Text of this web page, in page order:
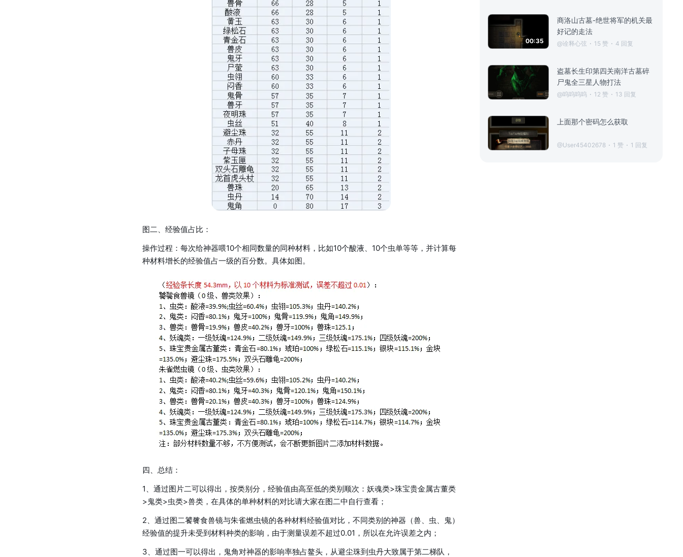
图二、经验值占比：
操作过程：每次给神器喂10个相同数量的同种材料，比如10个酸液、10个虫单等等，并计算每
种材料增长的经验值占一级的百分数。具体如图。
四、总结：
1、通过图片二可以得出，按类别分，经验值由高至低的类别顺次：妖魂类>珠宝贵金属古董类
>鬼类>虫类>兽类，在具体的单种材料的对比请大家在图二中自行查看；
2、通过图二饕餮食兽镜与朱雀燃虫镜的各种材料经验值对比，不同类别的神器（兽、虫、鬼）
经验值的提升未受到材料种类的影响，由于测量误差不超过0.01，所以在允许误差之内；
3、通过图一可以得出，鬼角对神器的影响率独占鳌头，从避尘珠到虫丹大致属于第二梯队，
00:35
商洛山古墓-绝世将军的机关最
好记的走法
@诠释心弦 15 赞 4 回复
盗墓长生印第四关南洋古墓碎
尸鬼全三星人物打法
@呜呜呜呜 12 赞 13 回复
上面那个密码怎么获取
@User45402678 1 赞 1 回复